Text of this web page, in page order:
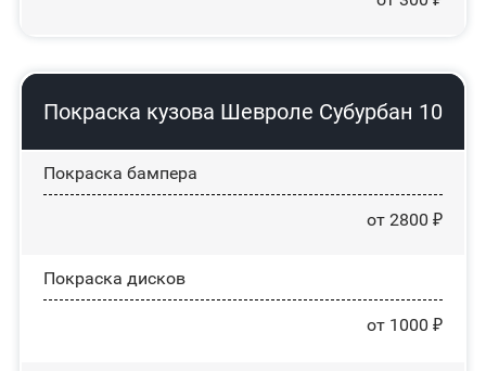
Покраска кузова Шевроле Субурбан 10
Покраска бампера
от 2800 ₽
Покраска дисков
от 1000 ₽